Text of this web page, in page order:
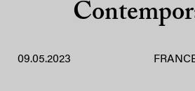
09.05.2023